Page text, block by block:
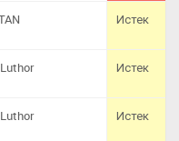
Истек
Истек
Истек